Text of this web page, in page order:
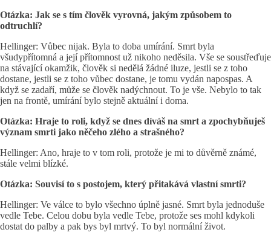
Otázka: Jak se s tím člověk vyrovná, jakým způsobem to
odtruchlí?
Hellinger: Vůbec nijak. Byla to doba umírání. Smrt byla
všudypřítomná a její přítomnost už nikoho neděsila. Vše se soustřeďuje
na stávající okamžik, člověk si nedělá žádné iluze, jestli se z toho
dostane, jestli se z toho vůbec dostane, je tomu vydán napospas. A
když se zadaří, může se člověk nadýchnout. To je vše. Nebylo to tak
jen na frontě, umírání bylo stejně aktuální i doma.
Otázka: Hraje to roli, když se dnes díváš na smrt a zpochybňuješ
význam smrti jako něčeho zlého a strašného?
Hellinger: Ano, hraje to v tom roli, protože je mi to důvěrně známé,
stále velmi blízké.
Otázka: Souvisí to s postojem, který přitakává vlastní smrti?
Hellinger: Ve válce to bylo všechno úplně jasné. Smrt byla jednoduše
vedle Tebe. Celou dobu byla vedle Tebe, protože ses mohl kdykoli
dostat do palby a pak bys byl mrtvý. To byl normální život.